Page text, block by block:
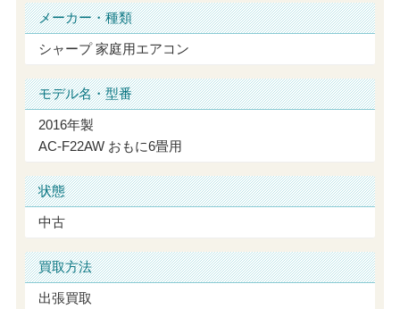
メーカー・種類
シャープ 家庭用エアコン
モデル名・型番
2016年製
AC-F22AW おもに6畳用
状態
中古
買取方法
出張買取